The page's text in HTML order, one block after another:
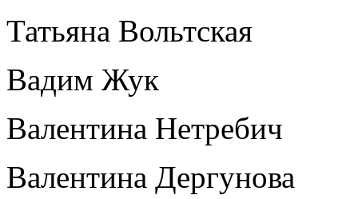
Татьяна Вольтская
Вадим Жук
Валентина Нетребич
Валентина Дергунова